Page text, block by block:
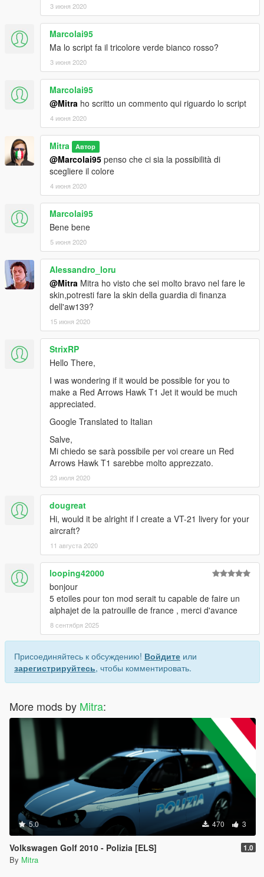
3 июня 2020
Marcolai95
Ma lo script fa il tricolore verde bianco rosso?
3 июня 2020
Marcolai95
@Mitra ho scritto un commento qui riguardo lo script
4 июня 2020
Mitra Автор
@Marcolai95 penso che ci sia la possibilità di
scegliere il colore
4 июня 2020
Marcolai95
Bene bene
5 июня 2020
Alessandro_loru
@Mitra Mitra ho visto che sei molto bravo nel fare le
skin,potresti fare la skin della guardia di finanza
dell'aw139?
15 июня 2020
StrixRP
Hello There,
I was wondering if it would be possible for you to
make a Red Arrows Hawk T1 Jet it would be much
appreciated.
Google Translated to Italian
Salve,
Mi chiedo se sarà possibile per voi creare un Red
Arrows Hawk T1 sarebbe molto apprezzato.
23 июля 2020
dougreat
Hi, would it be alright if I create a VT-21 livery for your
aircraft?
11 августа 2020
looping42000
bonjour
5 etoiles pour ton mod serait tu capable de faire un
alphajet de la patrouille de france , merci d'avance
8 сентября 2025
Присоединяйтесь к обсуждению! Войдите или
зарегистрируйтесь, чтобы комментировать.
More mods by Mitra:
5.0 470 3
Volkswagen Golf 2010 - Polizia [ELS] 1.0
By Mitra